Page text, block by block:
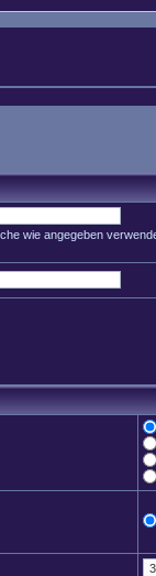
wie angegeben